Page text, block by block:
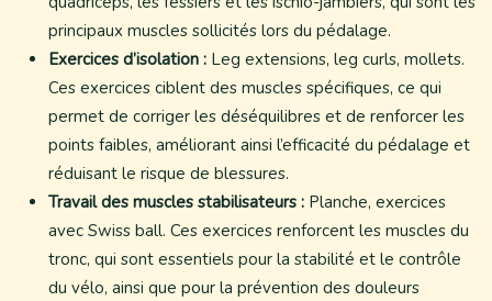
principaux muscles sollicités lors du pédalage.
Exercices d’isolation : Leg extensions, leg curls, mollets.
Ces exercices ciblent des muscles spécifiques, ce qui
permet de corriger les déséquilibres et de renforcer les
points faibles, améliorant ainsi l’efficacité du pédalage et
réduisant le risque de blessures.
Travail des muscles stabilisateurs : Planche, exercices
avec Swiss ball. Ces exercices renforcent les muscles du
tronc, qui sont essentiels pour la stabilité et le contrôle
du vélo, ainsi que pour la prévention des douleurs